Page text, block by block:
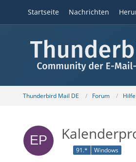
Startseite Nachrichten
Thunderbird Mail DE Forum
91.* Windows